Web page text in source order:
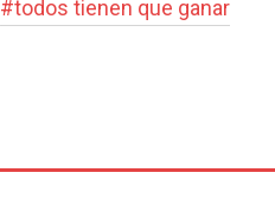
#todos tienen que ganar